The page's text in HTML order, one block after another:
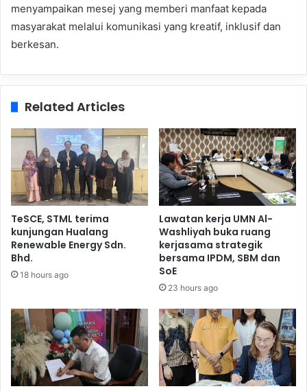
menyampaikan mesej yang memberi manfaat kepada
masyarakat melalui komunikasi yang kreatif, inklusif dan
berkesan.
Related Articles
TeSCE, STML terima
kunjungan Hualang
Renewable Energy Sdn.
Bhd.
18 hours ago
Lawatan kerja UMN Al-
Washliyah buka ruang
kerjasama strategik
bersama IPDM, SBM dan
SoE
23 hours ago